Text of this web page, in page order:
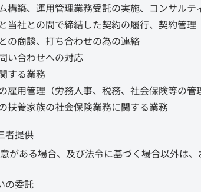
構築、運用管理業務受託の実施、コンサル
当社との間で締結した契約の履行、契約管理
の商談、打ち合わせの為の連絡
い合わせへの対応
する業務
雇用管理（労務人事、税務、社会保険等の
扶養家族の社会保険業務に関する業務
者提供
がある場合、及び法令に基づく場合以外は
の委託